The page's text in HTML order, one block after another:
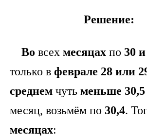
Решение:
Во всех месяцах по 30
только в феврале 28 или
среднем чуть меньше 30,5
месяц, возьмём по 30,4.
месяцах: